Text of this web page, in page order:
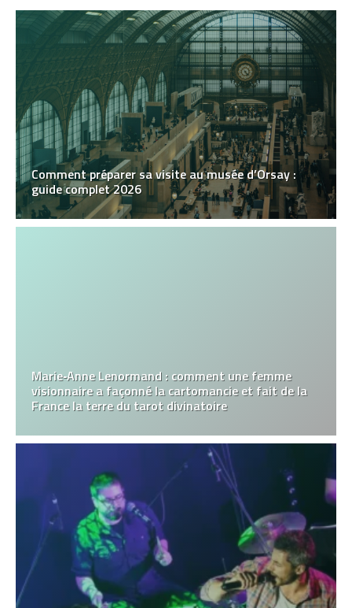
Comment préparer sa visite au musée d’Orsay :
guide complet 2026
Marie‑Anne Lenormand : comment une femme
visionnaire a façonné la cartomancie et fait de la
France la terre du tarot divinatoire